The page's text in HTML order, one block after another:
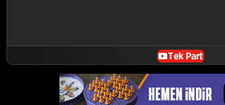
FİLM HABERLERİ